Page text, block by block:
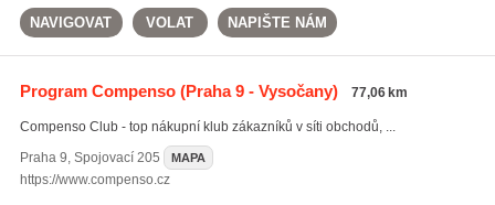
NAVIGOVAT VOLAT NAPIŠTE NÁM
Program Compenso(Praha 9 - Vysočany) 77,06 km
Compenso Club - top nákupní klub zákazníků v síti obchodů, ...
Praha 9, Spojovací 205 MAPA
https://www.compenso.cz